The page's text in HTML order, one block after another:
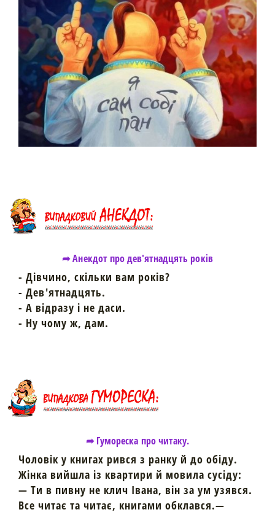
➦ Анекдот про дев'ятнадцять років
- Дівчино, скільки вам років?
- Дев'ятнадцять.
- А відразу і не даси.
- Ну чому ж, дам.
➦ Гумореска про читаку.
Чоловік у книгах рився з ранку й до обіду.
Жінка вийшла із квартири й мовила сусіду:
— Ти в пивну не клич Івана, він за ум узявся.
Все читає та читає, книгами обклався.—